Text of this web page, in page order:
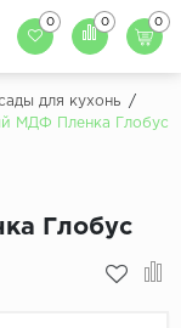
Назад
Столешницы для
0 0 0
для кухонь
/
МДФ Пленка Глобус
Глобус